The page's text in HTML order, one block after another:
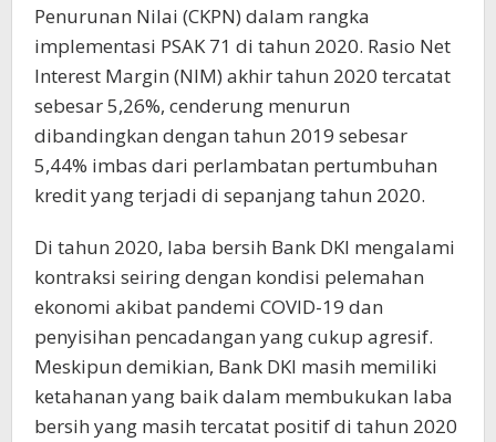
Penurunan Nilai (CKPN) dalam rangka
implementasi PSAK 71 di tahun 2020. Rasio Net
Interest Margin (NIM) akhir tahun 2020 tercatat
sebesar 5,26%, cenderung menurun
dibandingkan dengan tahun 2019 sebesar
5,44% imbas dari perlambatan pertumbuhan
kredit yang terjadi di sepanjang tahun 2020.
Di tahun 2020, laba bersih Bank DKI mengalami
kontraksi seiring dengan kondisi pelemahan
ekonomi akibat pandemi COVID-19 dan
penyisihan pencadangan yang cukup agresif.
Meskipun demikian, Bank DKI masih memiliki
ketahanan yang baik dalam membukukan laba
bersih yang masih tercatat positif di tahun 2020